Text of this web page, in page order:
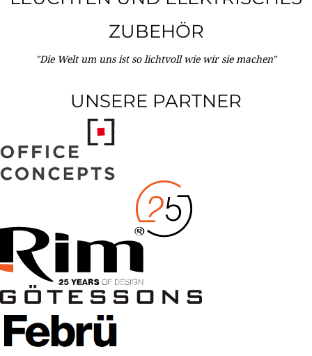
ZUBEHÖR
"Die Welt um uns ist so lichtvoll wie wir sie machen"
UNSERE PARTNER